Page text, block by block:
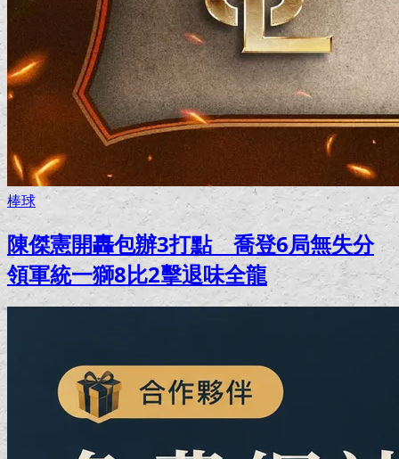
棒球
陳傑憲開轟包辦3打點 喬登6局無失分
領軍統一獅8比2擊退味全龍